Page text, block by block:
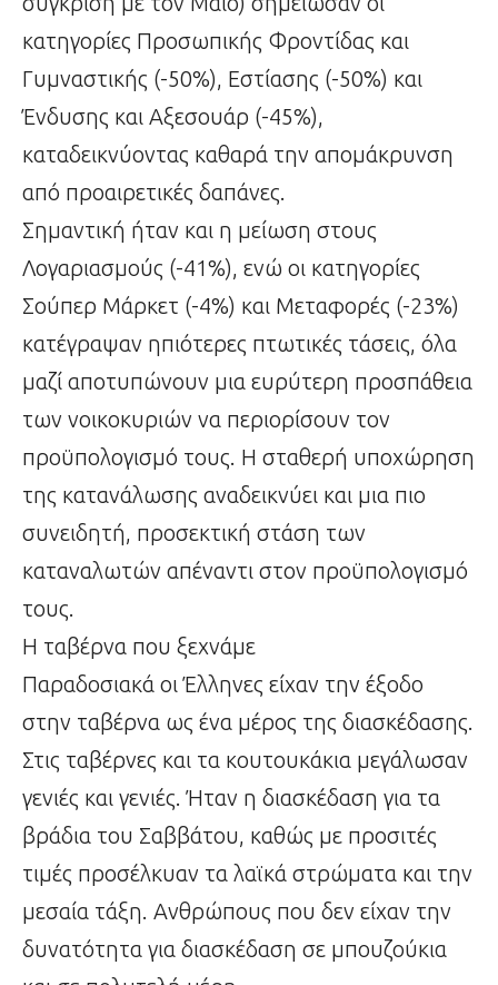
κατηγορίες Προσωπικής Φροντίδας και
Γυμναστικής (-50%), Εστίασης (-50%) και
Ένδυσης και Αξεσουάρ (-45%),
καταδεικνύοντας καθαρά την απομάκρυνση
από προαιρετικές δαπάνες.
Σημαντική ήταν και η μείωση στους
Λογαριασμούς (-41%), ενώ οι κατηγορίες
Σούπερ Μάρκετ (-4%) και Μεταφορές (-23%)
κατέγραψαν ηπιότερες πτωτικές τάσεις, όλα
μαζί αποτυπώνουν μια ευρύτερη προσπάθεια
των νοικοκυριών να περιορίσουν τον
προϋπολογισμό τους. Η σταθερή υποχώρηση
της κατανάλωσης αναδεικνύει και μια πιο
συνειδητή, προσεκτική στάση των
καταναλωτών απέναντι στον προϋπολογισμό
τους.
Η ταβέρνα που ξεχνάμε
Παραδοσιακά οι Έλληνες είχαν την έξοδο
στην ταβέρνα ως ένα μέρος της διασκέδασης.
Στις ταβέρνες και τα κουτουκάκια μεγάλωσαν
γενιές και γενιές. Ήταν η διασκέδαση για τα
βράδια του Σαββάτου, καθώς με προσιτές
τιμές προσέλκυαν τα λαϊκά στρώματα και την
μεσαία τάξη. Ανθρώπους που δεν είχαν την
δυνατότητα για διασκέδαση σε μπουζούκια